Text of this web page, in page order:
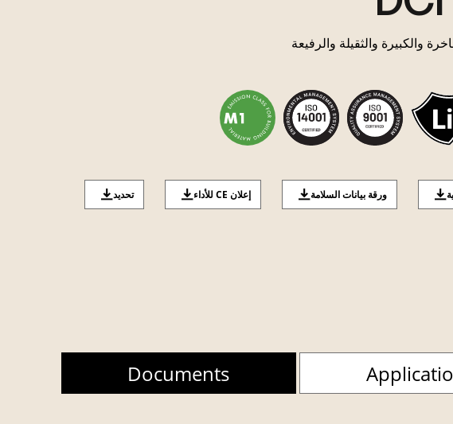
والكبيرة والثقيلة والرفيعة
ورقة بيانات السلامة إعلان CE للأداء تحديد
Documents